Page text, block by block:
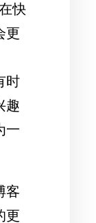
快
更
时
趣
一
客
更